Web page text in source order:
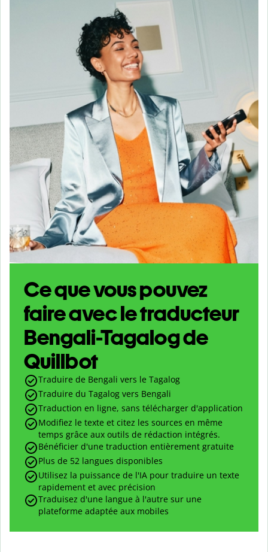
Ce que vous pouvez
faire avec le traducteur
Bengali-Tagalog de
Quillbot
Traduire de Bengali vers le Tagalog
Traduire du Tagalog vers Bengali
Traduction en ligne, sans télécharger d'application
Modifiez le texte et citez les sources en même
temps grâce aux outils de rédaction intégrés.
Bénéficier d'une traduction entièrement gratuite
Plus de 52 langues disponibles
Utilisez la puissance de l'IA pour traduire un texte
rapidement et avec précision
Traduisez d'une langue à l'autre sur une
plateforme adaptée aux mobiles